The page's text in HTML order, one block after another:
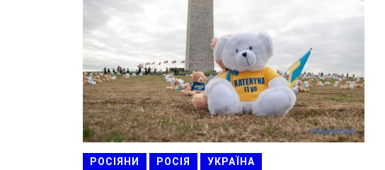
РОСІЯНИ РОСІЯ УКРАЇНА